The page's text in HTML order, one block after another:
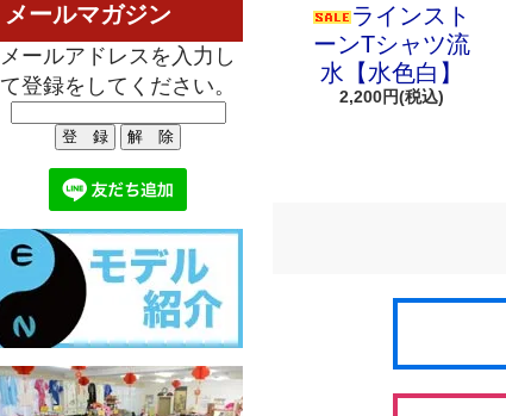
メールマガジン
メールアドレスを入力し
て登録をしてください。
ラインスト
ーンTシャツ流
水【水色白】
2,200円(税込)